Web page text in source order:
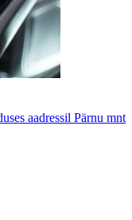
aadressil Pärnu mnt